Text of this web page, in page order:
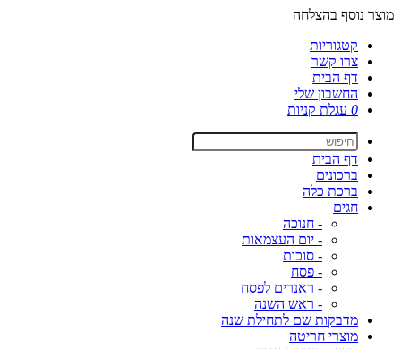
מוצר נוסף בהצלחה
קטגוריות
צרו קשר
דף הבית
החשבון שלי
0 עגלת קניות
דף הבית
ברכונים
ברכת כלה
חגים
- חנוכה
- יום העצמאות
- סוכות
- פסח
- ראנרים לפסח
- ראש השנה
מדבקות שם לתחילת שנה
מוצרי חריטה